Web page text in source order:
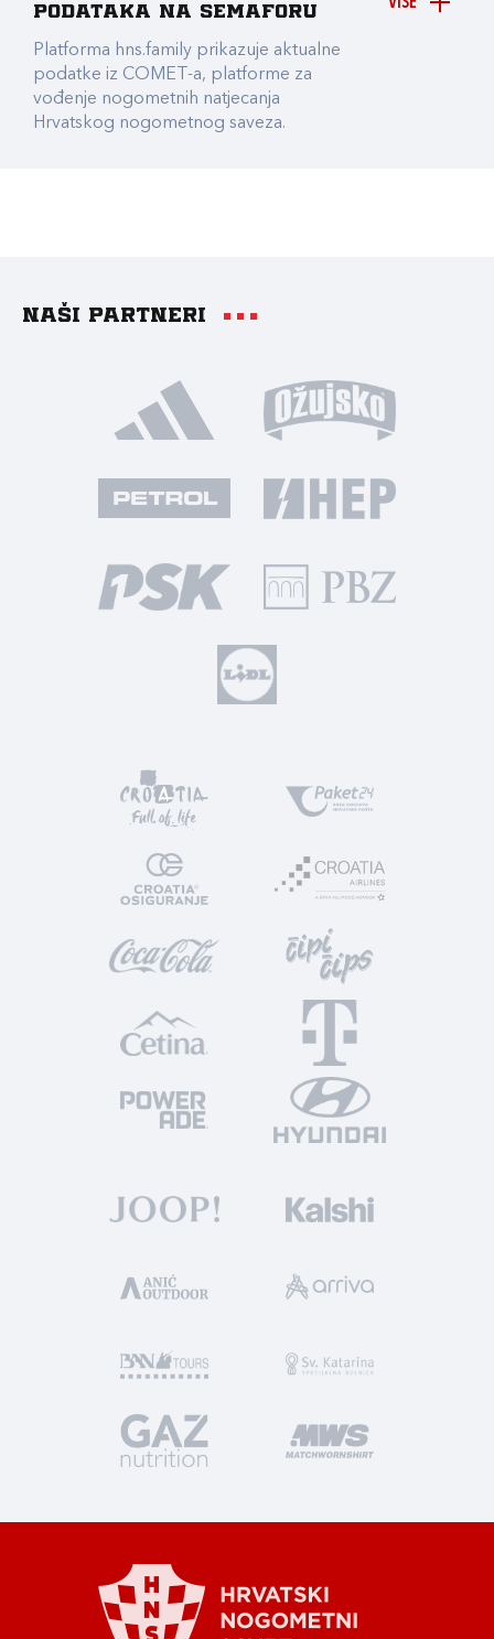
podataka na Semaforu
Platforma hns.family prikazuje aktualne
podatke iz COMET-a, platforme za
vođenje nogometnih natjecanja
Hrvatskog nogometnog saveza.
Naši partneri